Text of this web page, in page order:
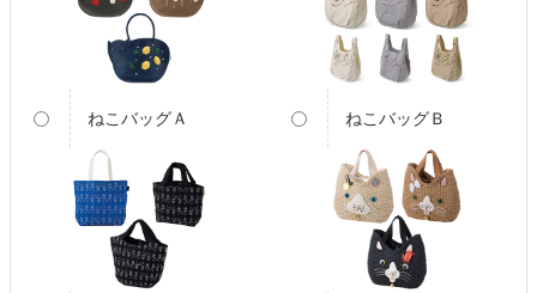
ねこバッグＡ ねこバッグＢ